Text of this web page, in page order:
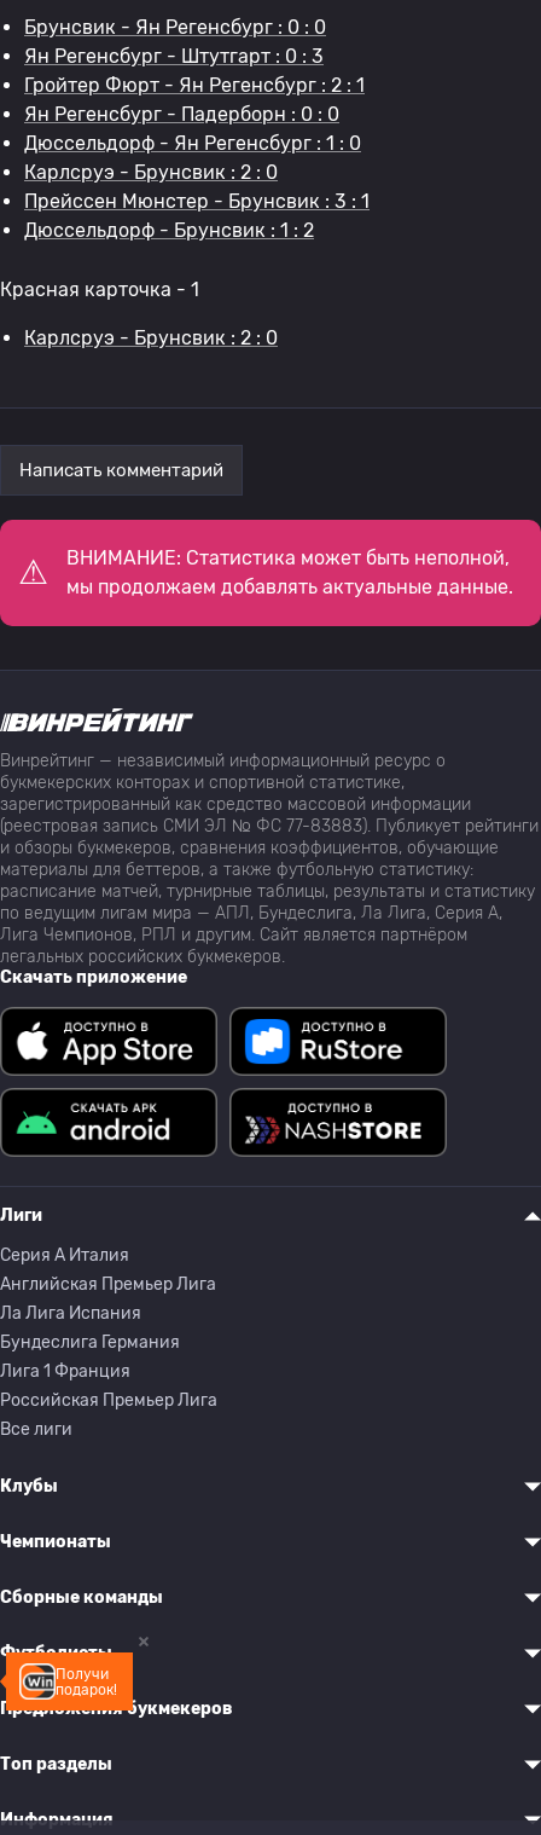
Брунсвик - Ян Регенсбург : 0 : 0
Ян Регенсбург - Штутгарт : 0 : 3
Гройтер Фюрт - Ян Регенсбург : 2 : 1
Ян Регенсбург - Падерборн : 0 : 0
Дюссельдорф - Ян Регенсбург : 1 : 0
Карлсруэ - Брунсвик : 2 : 0
Прейссен Мюнстер - Брунсвик : 3 : 1
Дюссельдорф - Брунсвик : 1 : 2
Красная карточка - 1
Карлсруэ - Брунсвик : 2 : 0
Написать комментарий
ВНИМАНИЕ: Статистика может быть неполной,
мы продолжаем добавлять актуальные данные.
Получи
подарок!
Винрейтинг — независимый информационный ресурс о
букмекерских конторах и спортивной статистике,
зарегистрированный как средство массовой информации
(реестровая запись СМИ ЭЛ № ФС 77-83883). Публикует рейтинги
и обзоры букмекеров, сравнения коэффициентов, обучающие
материалы для беттеров, а также футбольную статистику:
расписание матчей, турнирные таблицы, результаты и статистику
по ведущим лигам мира — АПЛ, Бундеслига, Ла Лига, Серия А,
Лига Чемпионов, РПЛ и другим. Сайт является партнёром
легальных российских букмекеров.
Скачать приложение
Лиги
Серия A Италия
Английская Премьер Лига
Ла Лига Испания
Бундеслига Германия
Лига 1 Франция
Российская Премьер Лига
Все лиги
Клубы
Чемпионаты
Сборные команды
Футболисты
Предложения букмекеров
Топ разделы
Информация